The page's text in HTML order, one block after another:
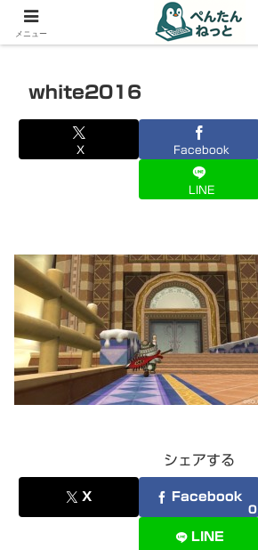
PCやガジェットの備忘録
white2016
X Facebook
LINE
シェアする
X Facebook
0
LINE
メニュー